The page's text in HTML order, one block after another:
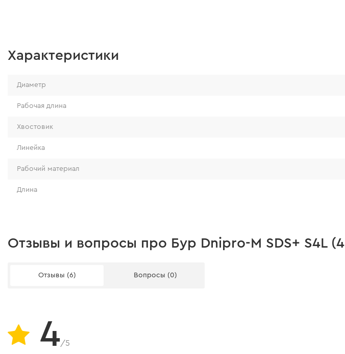
Характеристики
Диаметр
Рабочая длина
Хвостовик
Линейка
Рабочий материал
Длина
Отзывы и вопросы про Бур Dnipro-M SDS+ S4L
Отзывы (6) Вопросы (0)
4/5